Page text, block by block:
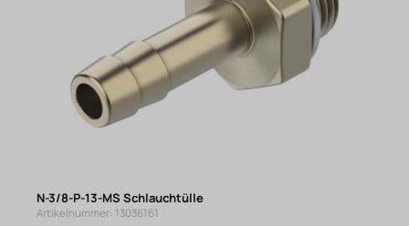
N-3/8-P-13-MS Schlauchtülle
Artikelnummer: 13036161